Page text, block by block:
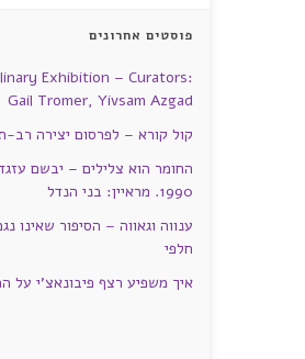
פוסטים אחרונים
Exhibition – Curators:
Gail Tromer, Yivsam Azgad
קול קורא – לפרסום יצירה רב-
החומר הוא צלילים – יבשם
1990. מראיין: בני הנדל
ענווה וגאווה – הסיפור
חלפי
איך משפיע רצף פיבונאצ'י